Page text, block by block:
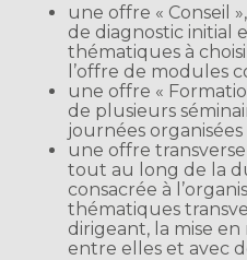
une offre « Conseil
de diagnostic initial
thématiques à
l’offre de modules
une offre «
de plusieurs
journées
une offre
tout au long de la
consacrée à
thématiques
dirigeant, la mise
entre elles et avec